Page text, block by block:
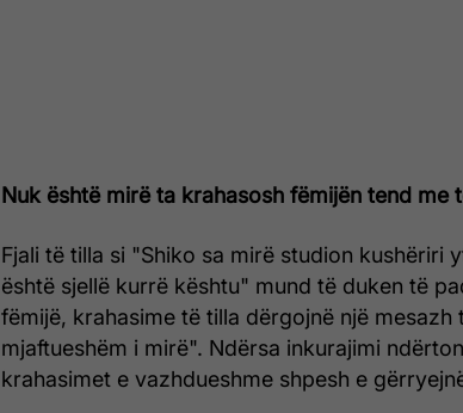
Nuk është mirë ta krahasosh fëmijën tend me
Fjali të tilla si "Shiko sa mirë studion kushëriri
është sjellë kurrë kështu" mund të duken të
fëmijë, krahasime të tilla dërgojnë një mesazh
mjaftueshëm i mirë". Ndërsa inkurajimi
krahasimet e vazhdueshme shpesh e